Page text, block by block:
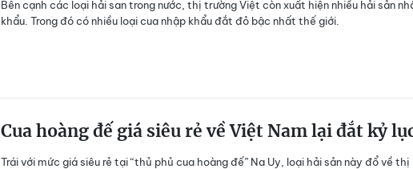
Bên cạnh các loại hải san trong nước, thị trường Việt còn xuất hiện nhiều hải sản
khẩu. Trong đó có nhiều loại cua nhập khẩu đắt đỏ bậc nhất thế giới.
Cua hoàng đế giá siêu rẻ về Việt Nam lại đắt kỷ
Trái với mức giá siêu rẻ tại “thủ phủ cua hoàng đế” Na Uy, loại hải sản này đổ về thị